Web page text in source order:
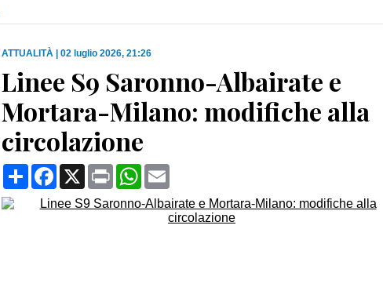
ATTUALITÀ 02 luglio 2026, 21:26
Linee S9 Saronno-Albairate e
Mortara-Milano: modifiche alla
circolazione
CondividiFacebook
X Print WhatsApp